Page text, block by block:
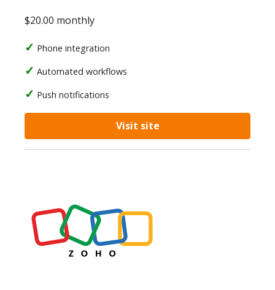
$20.00 monthly
Phone integration
Automated workflows
Push notifications
Visit site